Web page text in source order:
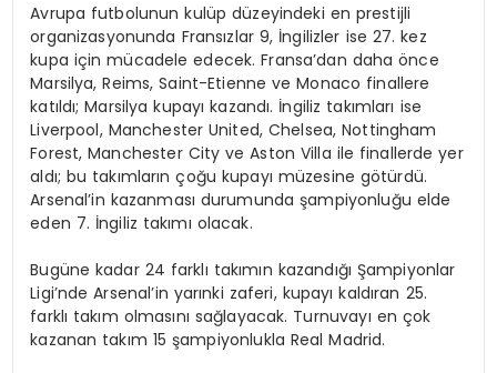
Avrupa futbolunun kulüp düzeyindeki en prestijli
organizasyonunda Fransızlar 9, İngilizler ise 27. kez
kupa için mücadele edecek. Fransa’dan daha önce
Marsilya, Reims, Saint-Etienne ve Monaco finallere
katıldı; Marsilya kupayı kazandı. İngiliz takımları ise
Liverpool, Manchester United, Chelsea, Nottingham
Forest, Manchester City ve Aston Villa ile finallerde yer
aldı; bu takımların çoğu kupayı müzesine götürdü.
Arsenal’in kazanması durumunda şampiyonluğu elde
eden 7. İngiliz takımı olacak.
Bugüne kadar 24 farklı takımın kazandığı Şampiyonlar
Ligi’nde Arsenal’in yarınki zaferi, kupayı kaldıran 25.
farklı takım olmasını sağlayacak. Turnuvayı en çok
kazanan takım 15 şampiyonlukla Real Madrid.